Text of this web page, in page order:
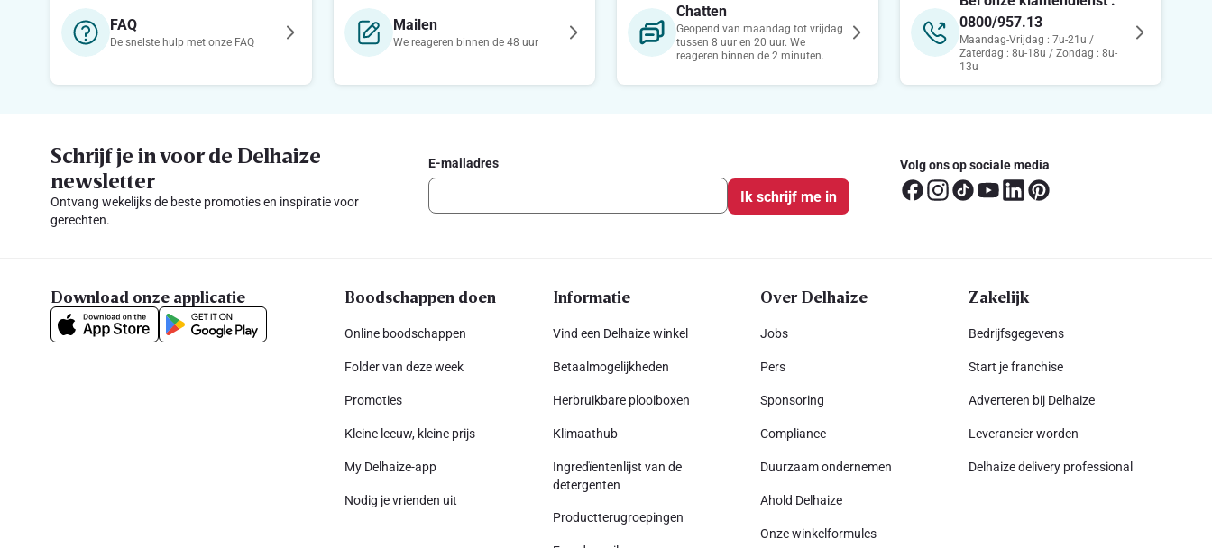
FAQ
De snelste hulp met onze FAQ
Mailen
We reageren binnen de 48 uur
Chatten
Geopend van maandag tot vrijdag
tussen 8 uur en 20 uur. We
reageren binnen de 2 minuten.
0800/957.13
Maandag-Vrijdag : 7u-21u /
Zaterdag : 8u-18u / Zondag : 8u-
13u
Schrijf je in voor de Delhaize
newsletter
Ontvang wekelijks de beste promoties en inspiratie voor
gerechten.
E-mailadres
Ik schrijf me in
Volg ons op sociale media
Download onze applicatie Boodschappen doen
Online boodschappen
Folder van deze week
Promoties
Kleine leeuw, kleine prijs
My Delhaize-app
Nodig je vrienden uit
Informatie
Vind een Delhaize winkel
Betaalmogelijkheden
Herbruikbare plooiboxen
Klimaathub
Ingredïentenlijst van de
detergenten
Productterugroepingen
Over Delhaize
Jobs
Pers
Sponsoring
Compliance
Duurzaam ondernemen
Ahold Delhaize
Onze winkelformules
Zakelijk
Bedrijfsgegevens
Start je franchise
Adverteren bij Delhaize
Leverancier worden
Delhaize delivery professional